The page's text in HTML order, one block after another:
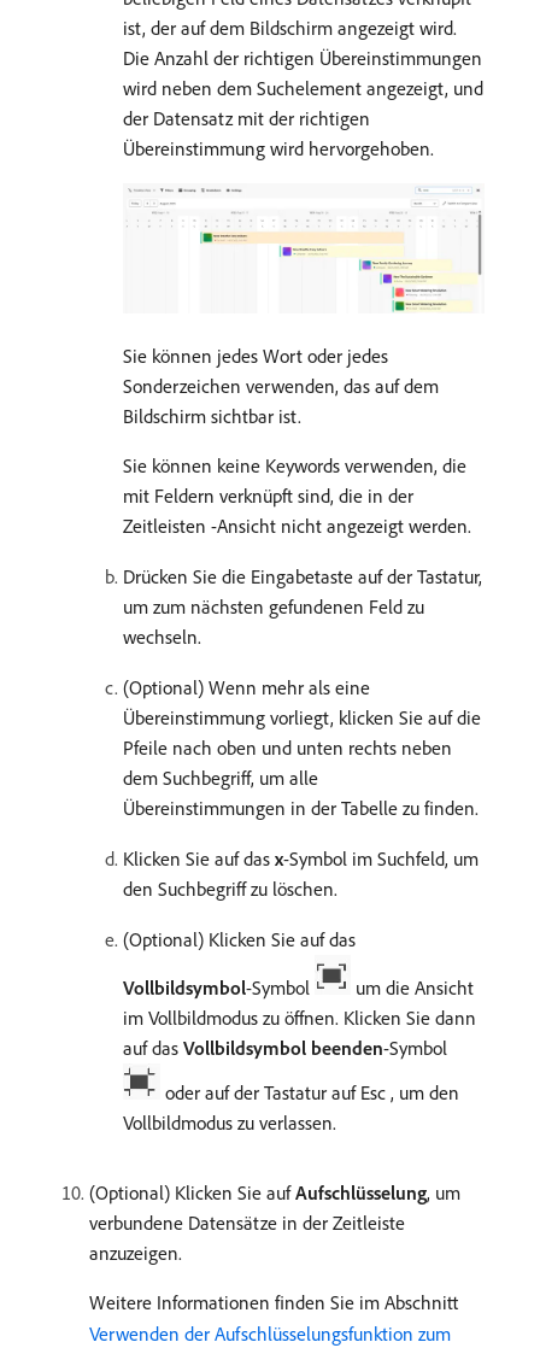
ist, der auf dem Bildschirm angezeigt wird.
Die Anzahl der richtigen Übereinstimmungen
wird neben dem Suchelement angezeigt, und
der Datensatz mit der richtigen
Übereinstimmung wird hervorgehoben.
Sie können jedes Wort oder jedes
Sonderzeichen verwenden, das auf dem
Bildschirm sichtbar ist.
Sie können keine Keywords verwenden, die
mit Feldern verknüpft sind, die in der
Zeitleisten -Ansicht nicht angezeigt werden.
Drücken Sie die Eingabetaste auf der Tastatur,
um zum nächsten gefundenen Feld zu
wechseln.
(Optional) Wenn mehr als eine
Übereinstimmung vorliegt, klicken Sie auf die
Pfeile nach oben und unten rechts neben
dem Suchbegriff, um alle
Übereinstimmungen in der Tabelle zu finden.
Klicken Sie auf das x-Symbol im Suchfeld, um
den Suchbegriff zu löschen.
(Optional) Klicken Sie auf das
Vollbildsymbol-Symbol
um die Ansicht
im Vollbildmodus zu öffnen. Klicken Sie dann
auf das Vollbildsymbol beenden-Symbol
oder auf der Tastatur auf Esc , um den
Vollbildmodus zu verlassen.
(Optional) Klicken Sie aufAufschlüsselung, um
verbundene Datensätze in der Zeitleiste
anzuzeigen.
Weitere Informationen finden Sie im Abschnitt
Verwenden der Aufschlüsselungsfunktion zum